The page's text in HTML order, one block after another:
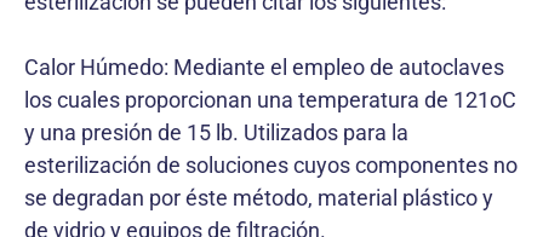
Calor Húmedo: Mediante el empleo de autoclaves
los cuales proporcionan una temperatura de 121oC
y una presión de 15 lb. Utilizados para la
esterilización de soluciones cuyos componentes no
se degradan por éste método, material plástico y
de vidrio y equipos de filtración.